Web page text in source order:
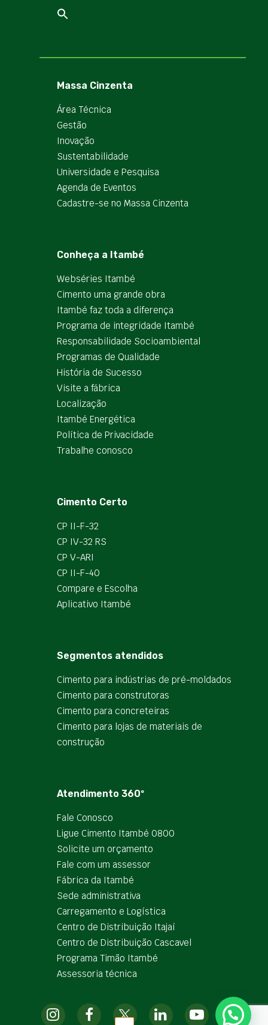
Massa Cinzenta
Área Técnica
Gestão
Inovação
Sustentabilidade
Universidade e Pesquisa
Agenda de Eventos
Cadastre-se no Massa Cinzenta
Conheça a Itambé
Webséries Itambé
Cimento uma grande obra
Itambé faz toda a diferença
Programa de integridade Itambé
Responsabilidade Socioambiental
Programas de Qualidade
História de Sucesso
Visite a fábrica
Localização
Itambé Energética
Política de Privacidade
Trabalhe conosco
Cimento Certo
CP II-F-32
CP IV-32 RS
CP V-ARI
CP II-F-40
Compare e Escolha
Aplicativo Itambé
Segmentos atendidos
Cimento para indústrias de pré-moldados
Cimento para construtoras
Cimento para concreteiras
Cimento para lojas de materiais de
construção
Atendimento 360º
Fale Conosco
Ligue Cimento Itambé 0800
Solicite um orçamento
Fale com um assessor
Fábrica da Itambé
Sede administrativa
Carregamento e Logística
Centro de Distribuição Itajaí
Centro de Distribuição Cascavel
Programa Timão Itambé
Assessoria técnica